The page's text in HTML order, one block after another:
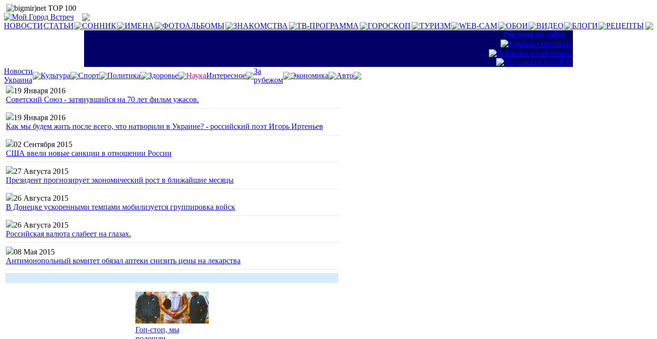
НОВОСТИСТАТЬИ СОННИК ИМЕНА ФОТОАЛЬБОМЫ ЗНАКОМСТВА ТВ-ПРОГРАММА ГОРОСКОП ТУРИЗМ WEB-CAM ОБОИ ВИДЕО БЛОГИ
РЕЦЕПТЫ
:: Реклама на сайте ::
Новости
Украина
Культура Спорт Политика Здоровье НаукаИнтересное
За
рубежом
Экономика
Авто
19 Января 2016
Советский Союз - затянувшийся на 70 лет фильм ужасов.
19 Января 2016
Как мы будем жить после всего, что натворили в Украине? - российский поэт Игорь Иртеньев
02 Сентября 2015
США ввели новые санкции в отношении России
27 Августа 2015
Президент прогнозирует экономический рост в ближайшие месяцы
26 Августа 2015
В Донецке ускоренными темпами мобилизуется группировка войск
26 Августа 2015
Российская валюта слабеет на глазах.
08 Мая 2015
Антимонопольный комитет обязал аптеки снизить цены на лекарства
Гоп-стоп, мы
подошли...